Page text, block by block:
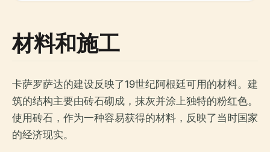
材料和施工
卡萨罗萨达的建设反映了19世纪阿根廷可用的材料。建
筑的结构主要由砖石砌成，抹灰并涂上独特的粉红色。
使用砖石，作为一种容易获得的材料，反映了当时国家
的经济现实。